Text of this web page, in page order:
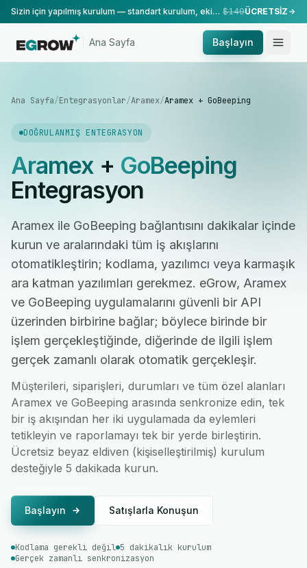
Sizin için yapılmış kurulum — standart kurulum, ekibimiz tarafından yapılır. $149ÜCRETSİZ
Ana Sayfa Başlayın
Ana Sayfa/Entegrasyonlar/Aramex/Aramex + GoBeeping
DOĞRULANMIŞ ENTEGRASYON
Aramex+ GoBeeping
Entegrasyon
Aramex ile GoBeeping bağlantısını dakikalar içinde
kurun ve aralarındaki tüm iş akışlarını
otomatikleştirin; kodlama, yazılımcı veya karmaşık
ara katman yazılımları gerekmez. eGrow, Aramex
ve GoBeeping uygulamalarını güvenli bir API
üzerinden birbirine bağlar; böylece birinde bir
işlem gerçekleştiğinde, diğerinde de ilgili işlem
gerçek zamanlı olarak otomatik gerçekleşir.
Müşterileri, siparişleri, durumları ve tüm özel alanları
Aramex ve GoBeeping arasında senkronize edin, tek
bir iş akışından her iki uygulamada da eylemleri
tetikleyin ve raporlamayı tek bir yerde birleştirin.
Ücretsiz beyaz eldiven (kişiselleştirilmiş) kurulum
desteğiyle 5 dakikada kurun.
Başlayın Satışlarla Konuşun
Kodlama gerekli değil 5 dakikalık kurulum
Gerçek zamanlı senkronizasyon